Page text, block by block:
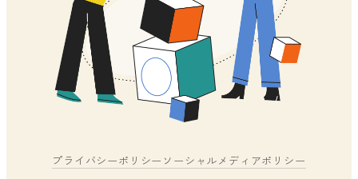
プライバシーポリシー ソーシャルメディアポリシー